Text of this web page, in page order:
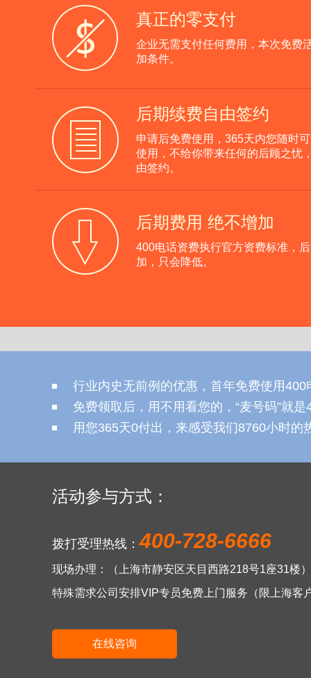
真正的零支付
企业无需支付任何费用，本次免费
加条件。
后期续费自由签约
申请后免费使用，365天内您随时
使用，不给你带来任何的后顾之忧
由签约。
后期费用 绝不增加
400电话资费执行官方资费标准，
加，只会降低。
行业内史无前例的优惠，首年免费使用
免费领取后，用不用看您的，“麦号码”就
用您365天0付出，来感受我们8760小时的
活动参与方式：
拨打受理热线：400-728-6666
现场办理：（上海市静安区天目西路218号1座31楼）
特殊需求公司安排VIP专员免费上门服务（限上海客
在线咨询